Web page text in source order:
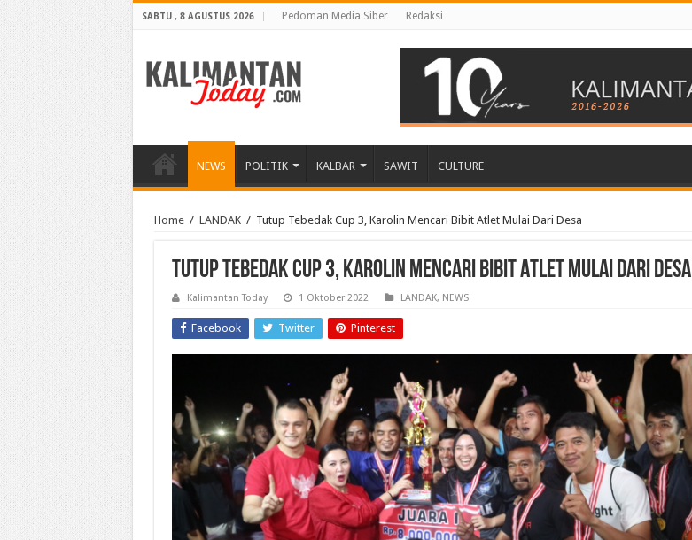
SABTU , 8 AGUSTUS 2026 Pedoman Media Siber Redaksi
NEWS POLITIK KALBAR SAWIT CULTURE
Home / LANDAK / Tutup Tebedak Cup 3, Karolin Mencari Bibit Atlet Mulai Dari Desa
Tutup Tebedak Cup 3, Karolin Mencari Bibit Atlet Mulai Dari Desa
Kalimantan Today 1 Oktober 2022 LANDAK, NEWS
Facebook Twitter Pinterest